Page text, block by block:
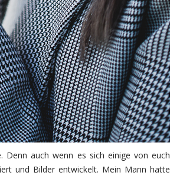
Denn auch wenn es sich einige von euch
und Bilder entwickelt. Mein Mann hatte